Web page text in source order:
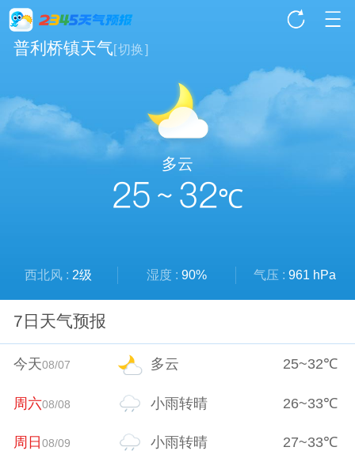
普利桥镇天气[切换]
多云
25 ~ 32℃
西北风 : 2级 湿度 : 90% 气压 : 961 hPa
7日天气预报
今天08/07 多云 25~32℃
周六08/08 小雨转晴 26~33℃
周日08/09 小雨转晴 27~33℃